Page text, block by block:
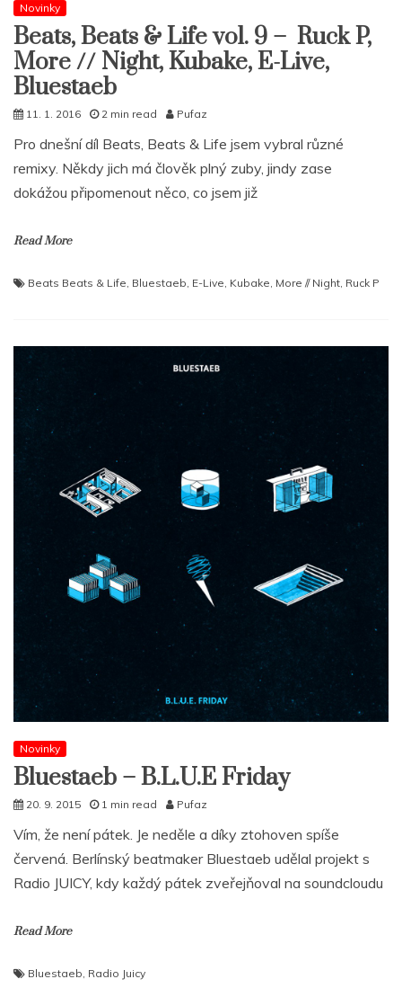
Novinky
Beats, Beats & Life vol. 9 – Ruck P,
More // Night, Kubake, E-Live,
Bluestaeb
11. 1. 2016 2 min read Pufaz
Pro dnešní díl Beats, Beats & Life jsem vybral různé
remixy. Někdy jich má člověk plný zuby, jindy zase
dokážou připomenout něco, co jsem již
Read More
Beats Beats & Life, Bluestaeb, E-Live, Kubake, More // Night, Ruck P
Novinky
Bluestaeb – B.L.U.E Friday
20. 9. 2015 1 min read Pufaz
Vím, že není pátek. Je neděle a díky ztohoven spíše
červená. Berlínský beatmaker Bluestaeb udělal projekt s
Radio JUICY, kdy každý pátek zveřejňoval na soundcloudu
Read More
Bluestaeb, Radio Juicy